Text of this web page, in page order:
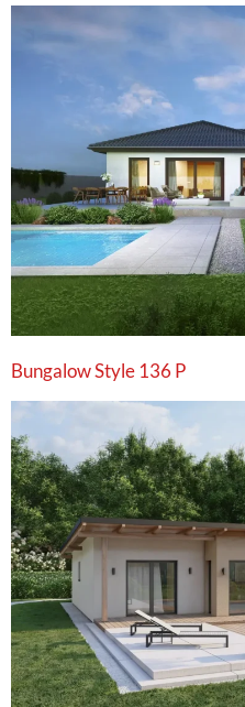
Bungalow Style 136 P